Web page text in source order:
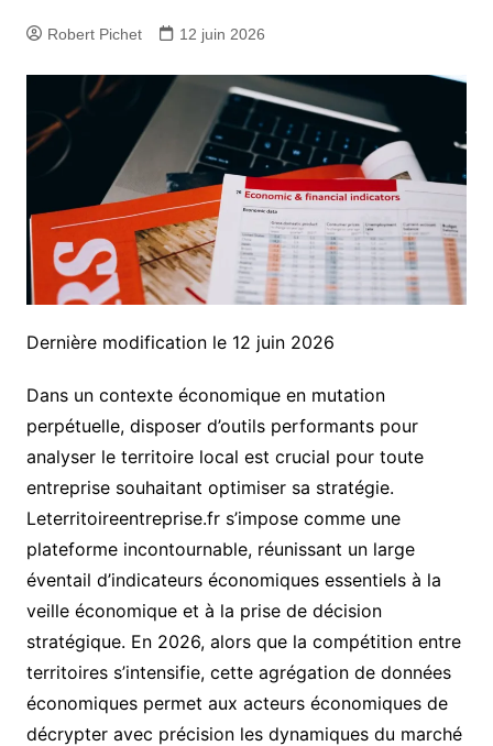
Robert Pichet 12 juin 2026
Dernière modification le 12 juin 2026
Dans un contexte économique en mutation
perpétuelle, disposer d’outils performants pour
analyser le territoire local est crucial pour toute
entreprise souhaitant optimiser sa stratégie.
Leterritoireentreprise.fr s’impose comme une
plateforme incontournable, réunissant un large
éventail d’indicateurs économiques essentiels à la
veille économique et à la prise de décision
stratégique. En 2026, alors que la compétition entre
territoires s’intensifie, cette agrégation de données
économiques permet aux acteurs économiques de
décrypter avec précision les dynamiques du marché